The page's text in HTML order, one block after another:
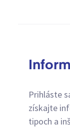
Prihláste
získajte
tipoch a